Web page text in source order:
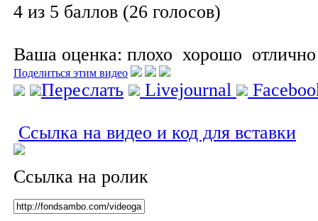
4 из 5 баллов (26 голосов)
Ваша оценка: плохо хорошо отлично
Поделиться этим видео
Переслать Livejournal
Ссылка на видео и код для вставки
Ссылка на ролик